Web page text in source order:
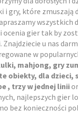
i gry, które zmuszają
wszystkich
gier tak by
Znajdziecie u nas
w
mahjong, gry
obiekty, dla dzieci,
, trzy w jednej linii
najlepszych gier
bez konieczności